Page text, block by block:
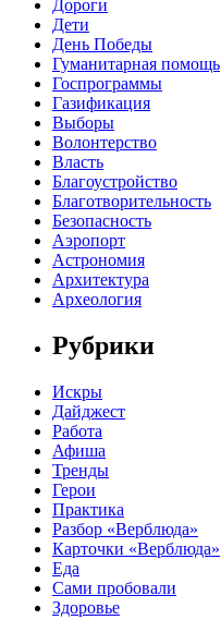
Дороги
Дети
День Победы
Гуманитарная помощь
Госпрограммы
Газификация
Выборы
Волонтерство
Власть
Благоустройство
Благотворительность
Безопасность
Аэропорт
Астрономия
Архитектура
Археология
Рубрики
Искры
Дайджест
Работа
Афиша
Тренды
Герои
Практика
Разбор «Верблюда»
Карточки «Верблюда»
Еда
Сами пробовали
Здоровье